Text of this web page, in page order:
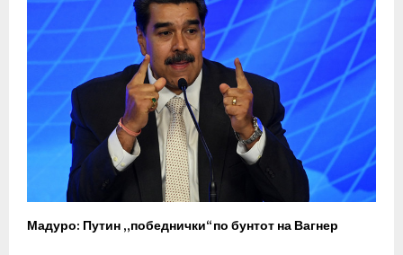
Мадуро: Путин „победнички“ по бунтот на Вагнер